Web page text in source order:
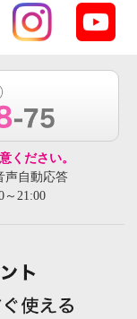
ください。
声自動応答
21:00